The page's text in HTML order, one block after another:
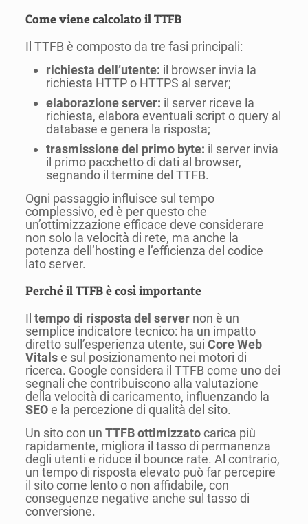
Come viene calcolato il TTFB
Il TTFB è composto da tre fasi principali:
richiesta dell’utente: il browser invia la
richiesta HTTP o HTTPS al server;
elaborazione server: il server riceve la
richiesta, elabora eventuali script o query al
database e genera la risposta;
trasmissione del primo byte: il server invia
il primo pacchetto di dati al browser,
segnando il termine del TTFB.
Ogni passaggio influisce sul tempo
complessivo, ed è per questo che
un’ottimizzazione efficace deve considerare
non solo la velocità di rete, ma anche la
potenza dell’hosting e l’efficienza del codice
lato server.
Perché il TTFB è così importante
Il tempo di risposta del servernon è un
semplice indicatore tecnico: ha un impatto
diretto sull’esperienza utente, sui Core Web
Vitalse sul posizionamento nei motori di
ricerca. Google considera il TTFB come uno dei
segnali che contribuiscono alla valutazione
della velocità di caricamento, influenzando la
SEOe la percezione di qualità del sito.
Un sito con un TTFB ottimizzatocarica più
rapidamente, migliora il tasso di permanenza
degli utenti e riduce il bounce rate. Al contrario,
un tempo di risposta elevato può far percepire
il sito come lento o non affidabile, con
conseguenze negative anche sul tasso di
conversione.